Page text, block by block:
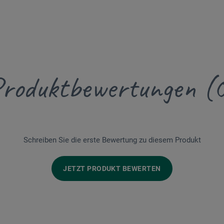
Schreiben Sie die erste Bewertung zu diesem Produkt
JETZT PRODUKT BEWERTEN